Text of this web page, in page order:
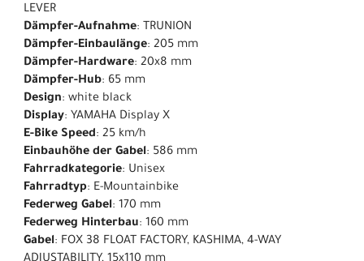
LEVER
Dämpfer-Aufnahme: TRUNION
Dämpfer-Einbaulänge: 205 mm
Dämpfer-Hardware: 20x8 mm
Dämpfer-Hub: 65 mm
Design: white black
Display: YAMAHA Display X
E-Bike Speed: 25 km/h
Einbauhöhe der Gabel: 586 mm
Fahrradkategorie: Unisex
Fahrradtyp: E-Mountainbike
Federweg Gabel: 170 mm
Federweg Hinterbau: 160 mm
Gabel: FOX 38 FLOAT FACTORY, KASHIMA, 4-WAY